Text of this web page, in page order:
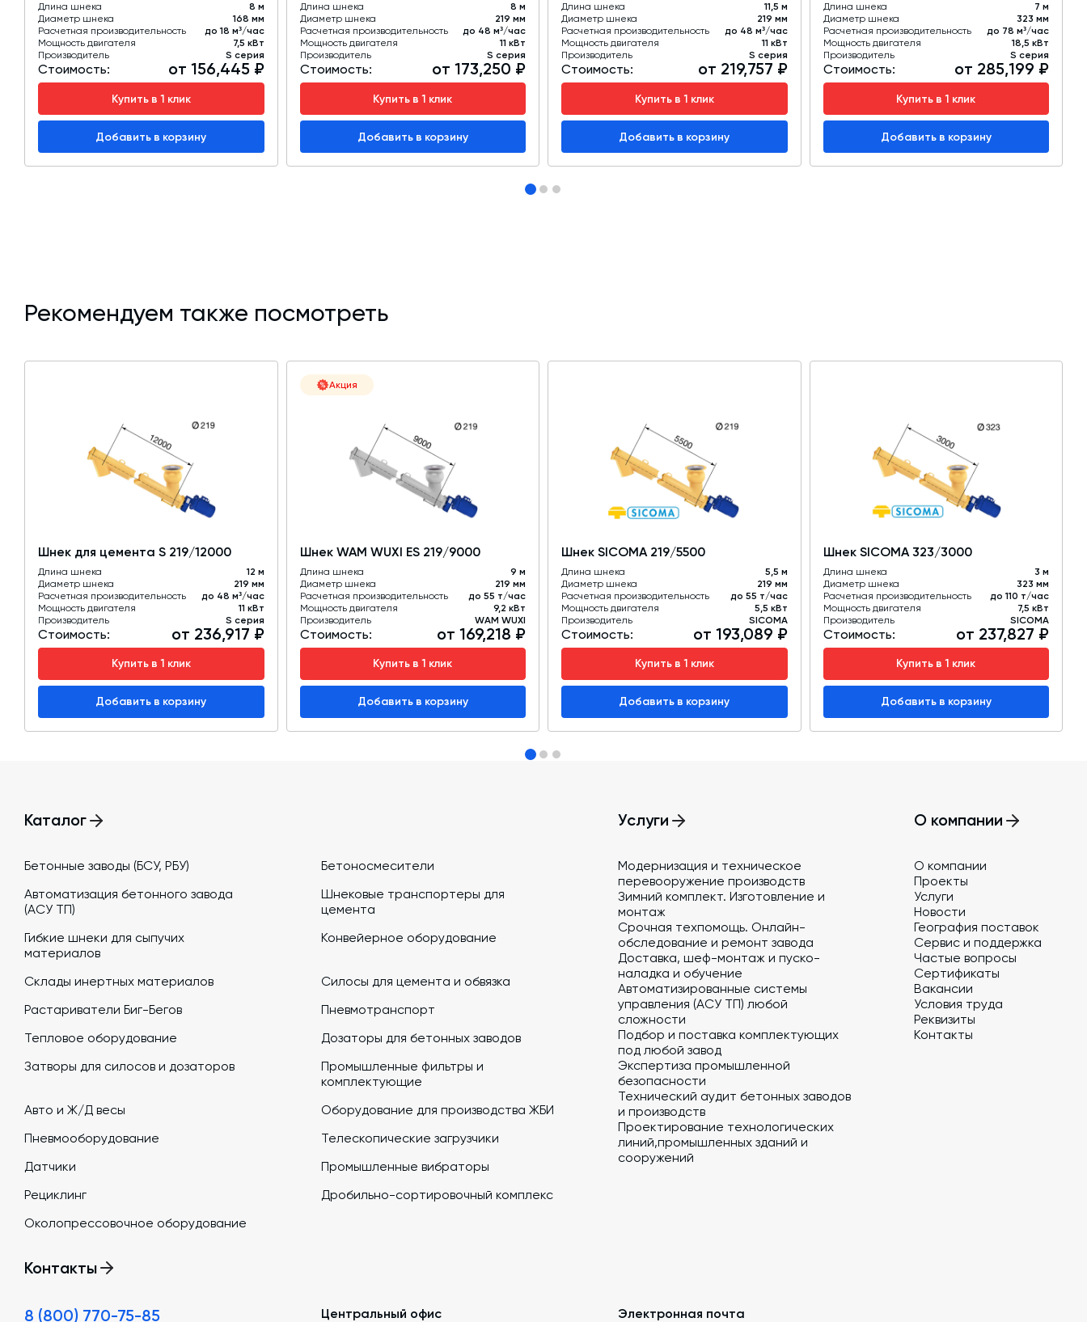
Длина шнека
8 м
Диаметр шнека
168 мм
Расчетная производительность
до 18 м³/час
Мощность двигателя
7,5 кВт
Производитель
S серия
Стоимость: от 156,445 ₽
Купить в 1 клик
Добавить в корзину
Длина шнека
8 м
Диаметр шнека
219 мм
Расчетная производительность
до 48 м³/час
Мощность двигателя
11 кВт
Производитель
S серия
Стоимость: от 173,250 ₽
Купить в 1 клик
Добавить в корзину
Длина шнека
11,5 м
Диаметр шнека
219 мм
Расчетная производительность
до 48 м³/час
Мощность двигателя
11 кВт
Производитель
S серия
Стоимость: от 219,757 ₽
Купить в 1 клик
Добавить в корзину
Длина шнека
7 м
Диаметр шнека
323 мм
Расчетная производительность
до 78 м³/час
Мощность двигателя
18,5 кВт
Производитель
S серия
Стоимость: от 285,199 ₽
Купить в 1 клик
Добавить в корзину
Рекомендуем также посмотреть
Шнек для цемента S 219/12000
Длина шнека
12 м
Диаметр шнека
219 мм
Расчетная производительность
до 48 м³/час
Мощность двигателя
11 кВт
Производитель
S серия
Стоимость: от 236,917 ₽
Купить в 1 клик
Добавить в корзину
Акция
Шнек WAM WUXI ES 219/9000
Длина шнека
9 м
Диаметр шнека
219 мм
Расчетная производительность
до 55 т/час
Мощность двигателя
9,2 кВт
Производитель
WAM WUXI
Стоимость: от 169,218 ₽
Купить в 1 клик
Добавить в корзину
Шнек SICOMA 219/5500
Длина шнека
5,5 м
Диаметр шнека
219 мм
Расчетная производительность
до 55 т/час
Мощность двигателя
5,5 кВт
Производитель
SICOMA
Стоимость: от 193,089 ₽
Купить в 1 клик
Добавить в корзину
Шнек SICOMA 323/3000
Длина шнека
3 м
Диаметр шнека
323 мм
Расчетная производительность
до 110 т/час
Мощность двигателя
7,5 кВт
Производитель
SICOMA
Стоимость: от 237,827 ₽
Купить в 1 клик
Добавить в корзину
Каталог
Бетонные заводы (БСУ, РБУ)
Бетоносмесители
Автоматизация бетонного завода
(АСУ ТП)
Шнековые транспортеры для
цемента
Гибкие шнеки для сыпучих
материалов
Конвейерное оборудование
Склады инертных материалов
Силосы для цемента и обвязка
Растариватели Биг-Бегов
Пневмотранспорт
Тепловое оборудование
Дозаторы для бетонных заводов
Затворы для силосов и дозаторов
Промышленные фильтры и
комплектующие
Авто и Ж/Д весы
Оборудование для производства ЖБИ
Пневмооборудование
Телескопические загрузчики
Датчики
Промышленные вибраторы
Рециклинг
Дробильно-сортировочный комплекс
Околопрессовочное оборудование
Услуги
Модернизация и техническое
перевооружение производств
Зимний комплект. Изготовление и
монтаж
Срочная техпомощь. Онлайн-
обследование и ремонт завода
Доставка, шеф-монтаж и пуско-
наладка и обучение
Автоматизированные системы
управления (АСУ ТП) любой
сложности
Подбор и поставка комплектующих
под любой завод
Экспертиза промышленной
безопасности
Технический аудит бетонных заводов
и производств
Проектирование технологических
линий,промышленных зданий и
сооружений
О компании
О компании
Проекты
Услуги
Новости
География поставок
Сервис и поддержка
Частые вопросы
Сертификаты
Вакансии
Условия труда
Реквизиты
Контакты
Контакты
8 (800) 770-75-85 Центральный офис Электронная почта